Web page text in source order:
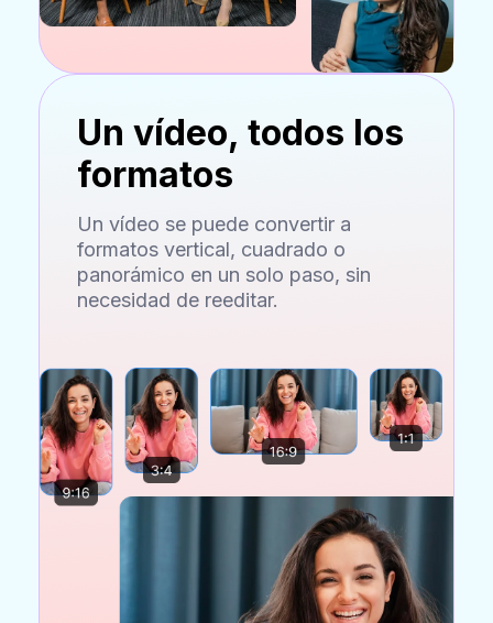
Un vídeo, todos los
formatos
Un vídeo se puede convertir a
formatos vertical, cuadrado o
panorámico en un solo paso, sin
necesidad de reeditar.